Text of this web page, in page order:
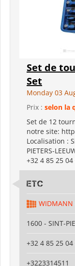
Set de
Set
Monday 03
Prix : selon la
Set de 12
notre site:
Localisation :
PIETERS-
+32 4 85 25 04
ETC
WIDMANN
1600 - SINT-
+32 4 85 25 04
+3223314511